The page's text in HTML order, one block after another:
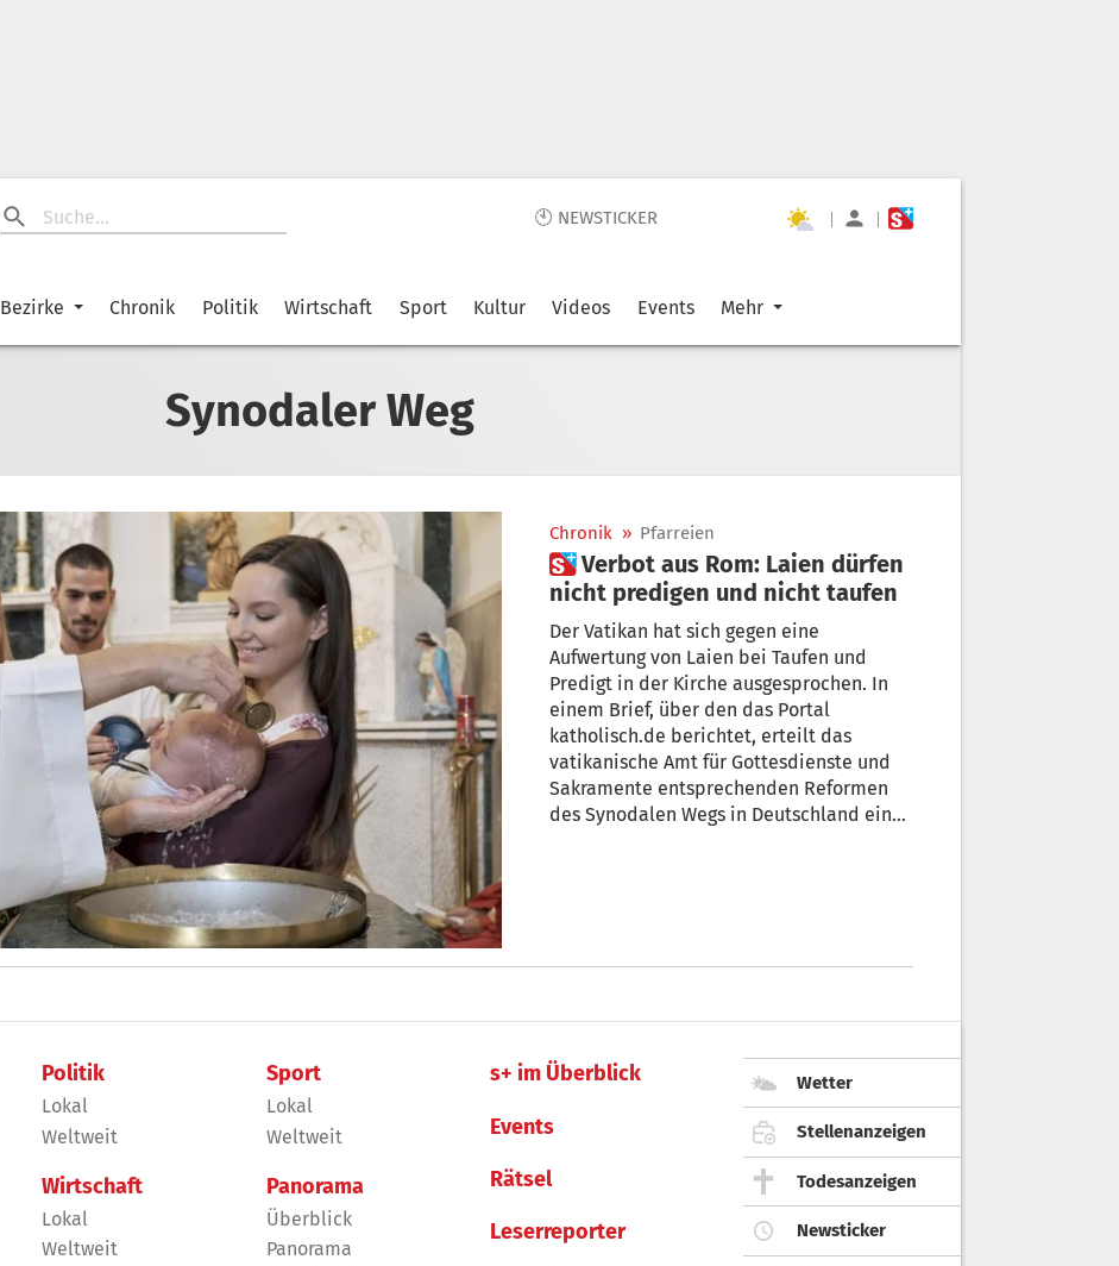
🕙 NEWSTICKER | |
Bezirke Chronik Politik Wirtschaft Sport Kultur Videos Events Mehr
Synodaler Weg
Chronik » Pfarreien
 Verbot aus Rom: Laien dürfen
nicht predigen und nicht taufen
Der Vatikan hat sich gegen eine
Aufwertung von Laien bei Taufen und
Predigt in der Kirche ausgesprochen. In
einem Brief, über den das Portal
katholisch.de berichtet, erteilt das
vatikanische Amt für Gottesdienste und
Sakramente entsprechenden Reformen
des Synodalen Wegs in Deutschland eine
Politik
Lokal
Weltweit
Wirtschaft
Lokal
Weltweit
Sport
Lokal
Weltweit
Panorama
Überblick
Panorama
s+ im Überblick
Events
Rätsel
Leserreporter
Wetter
Stellenanzeigen
Todesanzeigen
Newsticker